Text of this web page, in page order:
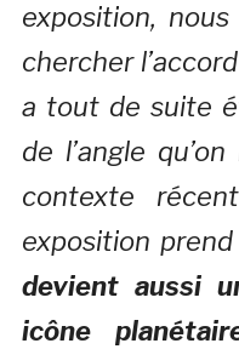
exposition, nous
chercher
a tout de suite
de l’angle
contexte
exposition
devient aussi
icône